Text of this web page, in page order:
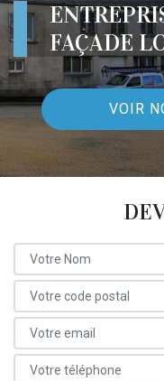
FAÇADE
VOIR